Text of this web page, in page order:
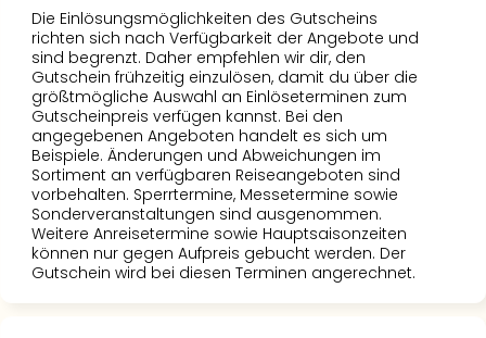
Die Einlösungsmöglichkeiten des Gutscheins
richten sich nach Verfügbarkeit der Angebote und
sind begrenzt. Daher empfehlen wir dir, den
Gutschein frühzeitig einzulösen, damit du über die
größtmögliche Auswahl an Einlöseterminen zum
Gutscheinpreis verfügen kannst. Bei den
angegebenen Angeboten handelt es sich um
Beispiele. Änderungen und Abweichungen im
Sortiment an verfügbaren Reiseangeboten sind
vorbehalten. Sperrtermine, Messetermine sowie
Sonderveranstaltungen sind ausgenommen.
Weitere Anreisetermine sowie Hauptsaisonzeiten
können nur gegen Aufpreis gebucht werden. Der
Gutschein wird bei diesen Terminen angerechnet.